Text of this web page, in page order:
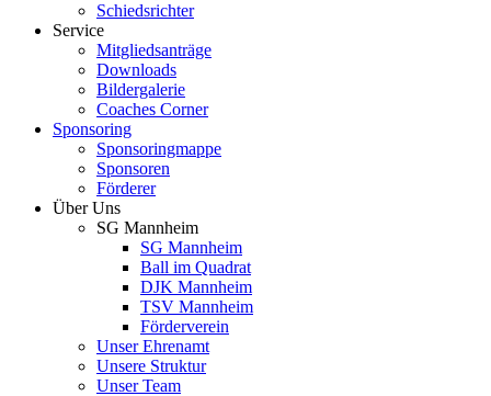
Schiedsrichter
Service
Mitgliedsanträge
Downloads
Bildergalerie
Coaches Corner
Sponsoring
Sponsoringmappe
Sponsoren
Förderer
Über Uns
SG Mannheim
SG Mannheim
Ball im Quadrat
DJK Mannheim
TSV Mannheim
Förderverein
Unser Ehrenamt
Unsere Struktur
Unser Team